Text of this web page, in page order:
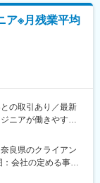
ます。
長」が関係してい
し、すべての力を
また、エンジニア
。
ア※月残業平均
の取引あり／最新
ニアが働きやすい
良県のクライアン
：会社の定める事業